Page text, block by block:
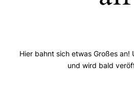
Hier bahnt sich etwas Großes an!
und wird bald